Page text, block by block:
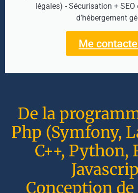
légales) - Sécurisation + SEO
d’hébergement
Me
De la
Php (Symfony,
C++, Python,
Conception